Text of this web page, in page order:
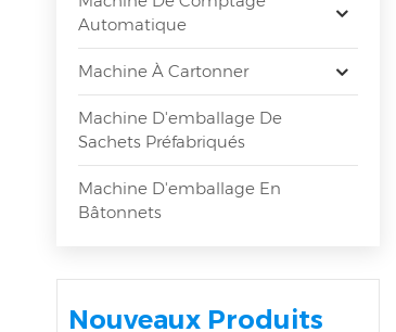
Automatique
Machine À Cartonner
Machine D'emballage De
Sachets Préfabriqués
Machine D'emballage En
Bâtonnets
Nouveaux Produits